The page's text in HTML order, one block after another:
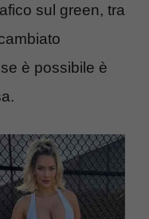
sul green, tra
è possibile è